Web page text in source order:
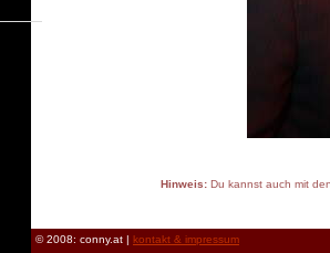
Hinweis:Du kannst auch mit
© 2008: conny.at | kontakt & impressum